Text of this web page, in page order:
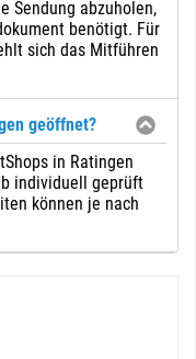
Sendung abzuholen,
benötigt. Für
sich das Mitführen
geöffnet?
in Ratingen
individuell geprüft
können je nach